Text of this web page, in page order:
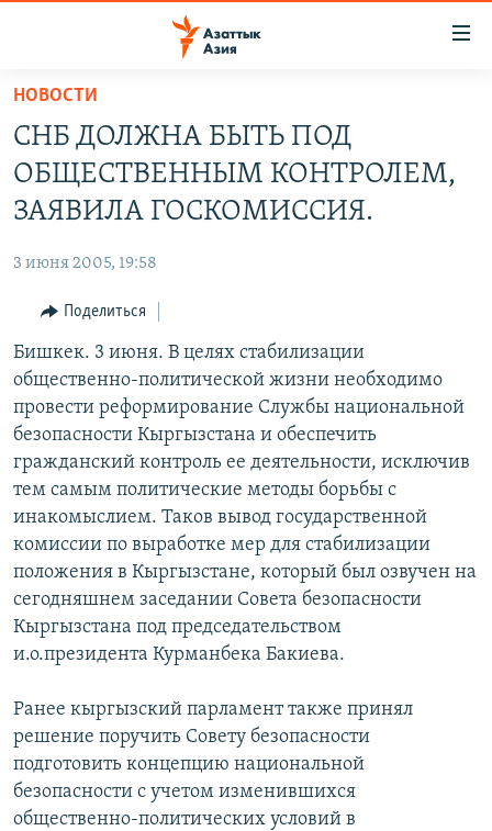
Вернуться
основному
содержанию
Вернутся
главной
Вернутся
поиску
КЫРГЫЗСТАН
ТАДЖИКИСТАН
НОВОСТИ
ВОЙНА В УКРАИНЕ
КЫРГЫЗЧА
ЎЗБЕКЧА
ТОҶИКӢ
TÜRKMENÇE
Все сайты РСЕ/РС
НОВОСТИ
СНБ ДОЛЖНА БЫТЬ ПОД
ОБЩЕСТВЕННЫМ КОНТРОЛЕМ,
ЗАЯВИЛА ГОСКОМИССИЯ.
3 июня 2005, 19:58
Поделиться
Бишкек. 3 июня. В целях стабилизации
общественно-политической жизни необходимо
провести реформирование Службы национальной
безопасности Кыргызстана и обеспечить
гражданский контроль ее деятельности, исключив
тем самым политические методы борьбы с
инакомыслием. Таков вывод государственной
комиссии по выработке мер для стабилизации
положения в Кыргызстане, который был озвучен на
сегодняшнем заседании Совета безопасности
Кыргызстана под председательством
и.о.президента Курманбека Бакиева.
Ранее кыргызский парламент также принял
решение поручить Совету безопасности
подготовить концепцию национальной
безопасности с учетом изменившихся
общественно-политических условий в